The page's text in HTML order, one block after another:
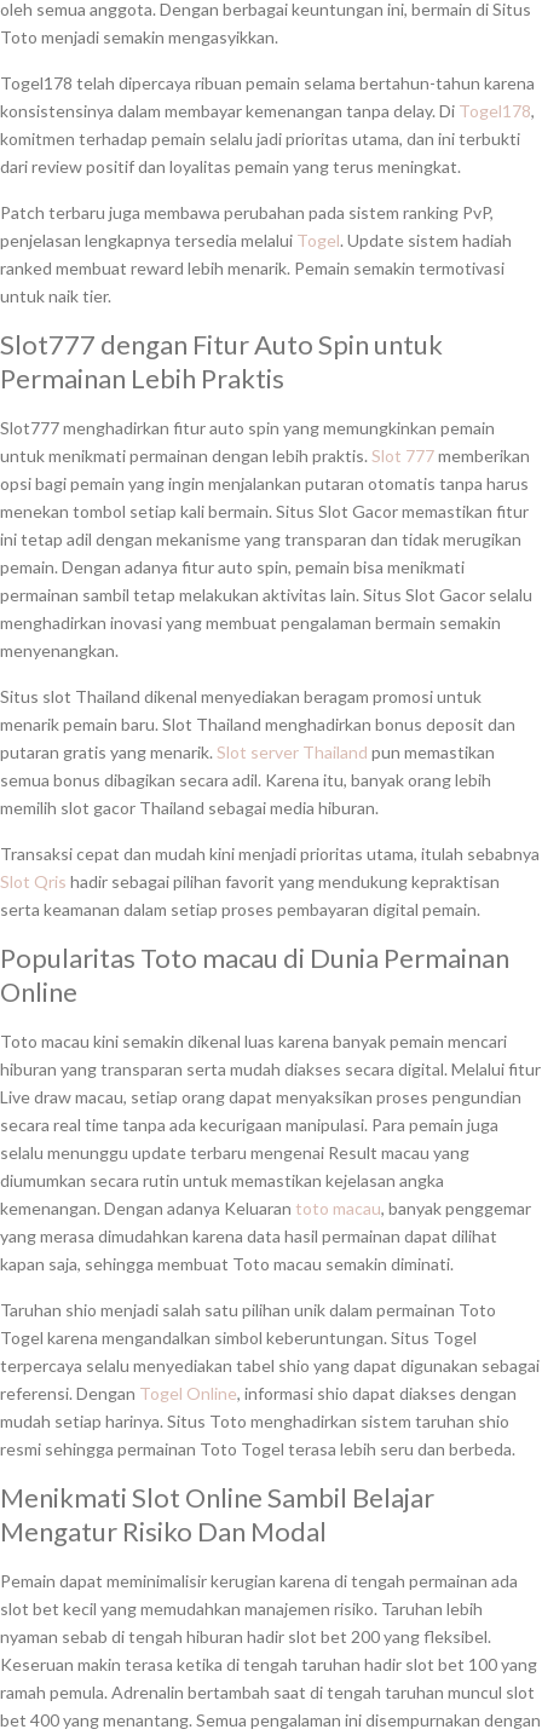
oleh semua anggota. Dengan berbagai keuntungan ini, bermain di Situs
Toto menjadi semakin mengasyikkan.
Togel178 telah dipercaya ribuan pemain selama bertahun-tahun karena
konsistensinya dalam membayar kemenangan tanpa delay. Di Togel178,
komitmen terhadap pemain selalu jadi prioritas utama, dan ini terbukti
dari review positif dan loyalitas pemain yang terus meningkat.
Patch terbaru juga membawa perubahan pada sistem ranking PvP,
penjelasan lengkapnya tersedia melalui Togel. Update sistem hadiah
ranked membuat reward lebih menarik. Pemain semakin termotivasi
untuk naik tier.
Slot777 dengan Fitur Auto Spin untuk
Permainan Lebih Praktis
Slot777 menghadirkan fitur auto spin yang memungkinkan pemain
untuk menikmati permainan dengan lebih praktis. Slot 777memberikan
opsi bagi pemain yang ingin menjalankan putaran otomatis tanpa harus
menekan tombol setiap kali bermain. Situs Slot Gacor memastikan fitur
ini tetap adil dengan mekanisme yang transparan dan tidak merugikan
pemain. Dengan adanya fitur auto spin, pemain bisa menikmati
permainan sambil tetap melakukan aktivitas lain. Situs Slot Gacor selalu
menghadirkan inovasi yang membuat pengalaman bermain semakin
menyenangkan.
Situs slot Thailand dikenal menyediakan beragam promosi untuk
menarik pemain baru. Slot Thailand menghadirkan bonus deposit dan
putaran gratis yang menarik. Slot server Thailand pun memastikan
semua bonus dibagikan secara adil. Karena itu, banyak orang lebih
memilih slot gacor Thailand sebagai media hiburan.
Transaksi cepat dan mudah kini menjadi prioritas utama, itulah sebabnya
Slot Qris hadir sebagai pilihan favorit yang mendukung kepraktisan
serta keamanan dalam setiap proses pembayaran digital pemain.
Popularitas Toto macau di Dunia Permainan
Online
Toto macau kini semakin dikenal luas karena banyak pemain mencari
hiburan yang transparan serta mudah diakses secara digital. Melalui fitur
Live draw macau, setiap orang dapat menyaksikan proses pengundian
secara real time tanpa ada kecurigaan manipulasi. Para pemain juga
selalu menunggu update terbaru mengenai Result macau yang
diumumkan secara rutin untuk memastikan kejelasan angka
kemenangan. Dengan adanya Keluaran toto macau, banyak penggemar
yang merasa dimudahkan karena data hasil permainan dapat dilihat
kapan saja, sehingga membuat Toto macau semakin diminati.
Taruhan shio menjadi salah satu pilihan unik dalam permainan Toto
Togel karena mengandalkan simbol keberuntungan. Situs Togel
terpercaya selalu menyediakan tabel shio yang dapat digunakan sebagai
referensi. Dengan Togel Online, informasi shio dapat diakses dengan
mudah setiap harinya. Situs Toto menghadirkan sistem taruhan shio
resmi sehingga permainan Toto Togel terasa lebih seru dan berbeda.
Menikmati Slot Online Sambil Belajar
Mengatur Risiko Dan Modal
Pemain dapat meminimalisir kerugian karena di tengah permainan ada
slot bet kecil yang memudahkan manajemen risiko. Taruhan lebih
nyaman sebab di tengah hiburan hadir slot bet 200 yang fleksibel.
Keseruan makin terasa ketika di tengah taruhan hadir slot bet 100 yang
ramah pemula. Adrenalin bertambah saat di tengah taruhan muncul slot
bet 400 yang menantang. Semua pengalaman ini disempurnakan dengan